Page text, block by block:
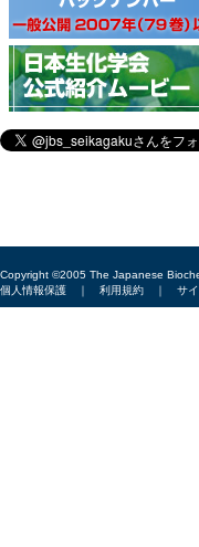
Copyright ©2005 The Japanese
個人情報保護 ｜ 利用規約 ｜ サ